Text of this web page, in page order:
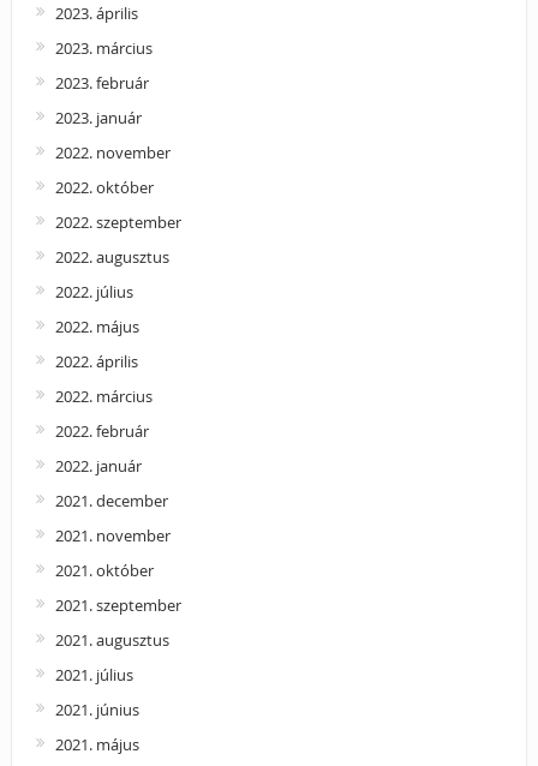
2023. április
2023. március
2023. február
2023. január
2022. november
2022. október
2022. szeptember
2022. augusztus
2022. július
2022. május
2022. április
2022. március
2022. február
2022. január
2021. december
2021. november
2021. október
2021. szeptember
2021. augusztus
2021. július
2021. június
2021. május